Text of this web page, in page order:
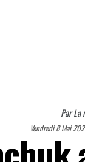
ParLa
Vendredi 8 Mai